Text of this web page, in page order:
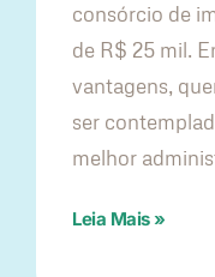
consórcio de
de R$ 25 mil.
vantagens,
ser
melhor
Leia Mais »